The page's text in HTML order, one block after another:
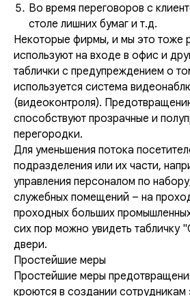
Во время переговоров с
столе лишних бумаг и т.д.
Некоторые фирмы, и мы это тоже
используют на входе в офис и
таблички с предупреждением о
используется система
(видеоконтроля).
способствуют прозрачные и
перегородки.
Для уменьшения потока
подразделения или их части,
управления персоналом по
служебных помещений – на
проходных больших
сих пор можно увидеть табличку
двери.
Простейшие меры
Простейшие меры
кроются в создании сотрудникам